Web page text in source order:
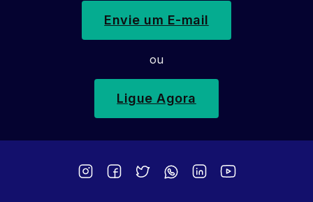
Envie um E-mail
ou
Ligue Agora